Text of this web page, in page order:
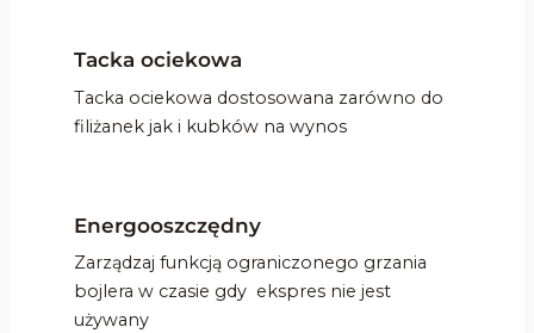
Tacka ociekowa
Tacka ociekowa dostosowana zarówno do
filiżanek jak i kubków na wynos
Energooszczędny
Zarządzaj funkcją ograniczonego grzania
bojlera w czasie gdy ekspres nie jest
używany